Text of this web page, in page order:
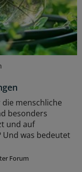
menschliche
besonders
und auf
was bedeutet
Forum